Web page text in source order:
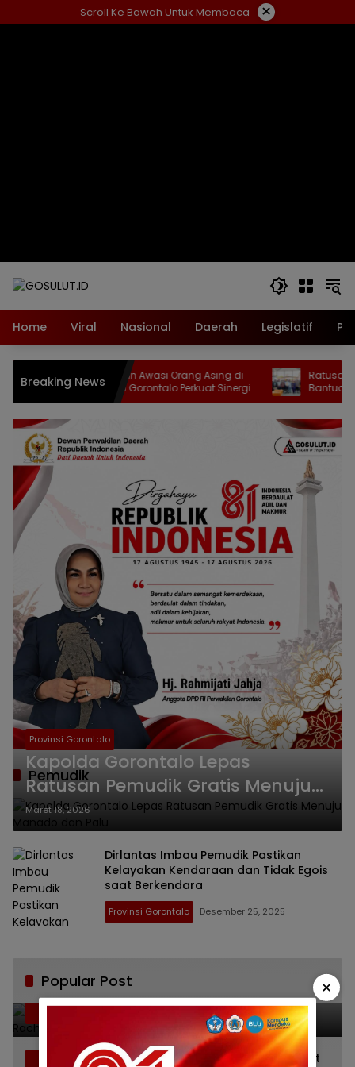
ke
Scroll Ke Bawah Untuk Membaca ×
Home Viral Nasional Daerah Legislatif
Breaking News
Cegah TPPO dan Awasi Orang Asing di
Gorut, Imigrasi Gorontalo Perkuat Sinergi
TIMPORA
Ratusan Pelaku
Bantuan dari
Pemudik
Provinsi Gorontalo
Kapolda Gorontalo Lepas
Ratusan Pemudik Gratis Menuju
Manado dan Palu
Maret 18, 2026
Dirlantas Imbau Pemudik Pastikan
Kelayakan Kendaraan dan Tidak Egois
saat Berkendara
Provinsi Gorontalo Desember 25, 2025
Popular Post
1
Bikin Haru, Bupati Sofyan Puhi Ungkap
Pesan Terakhir Rachmat Gobel Sehari
Camat Telaga Biru Kena Semprot Buntut
×